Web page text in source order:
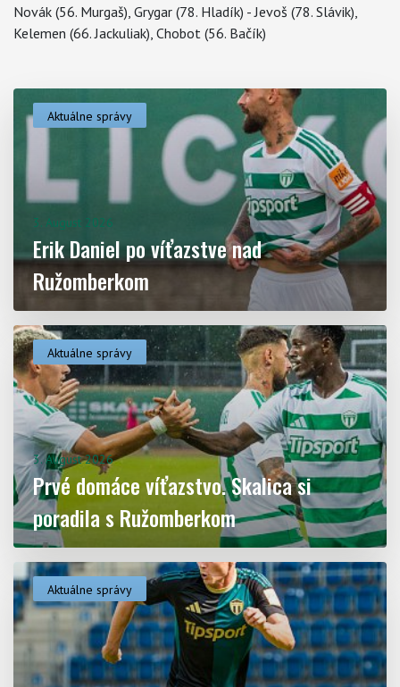
Novák (56. Murgaš), Grygar (78. Hladík) - Jevoš (78. Slávik),
Kelemen (66. Jackuliak), Chobot (56. Bačík)
Aktuálne správy
3. August 2026
Erik Daniel po víťazstve nad
Ružomberkom
Aktuálne správy
3. August 2026
Prvé domáce víťazstvo. Skalica si
poradila s Ružomberkom
Aktuálne správy